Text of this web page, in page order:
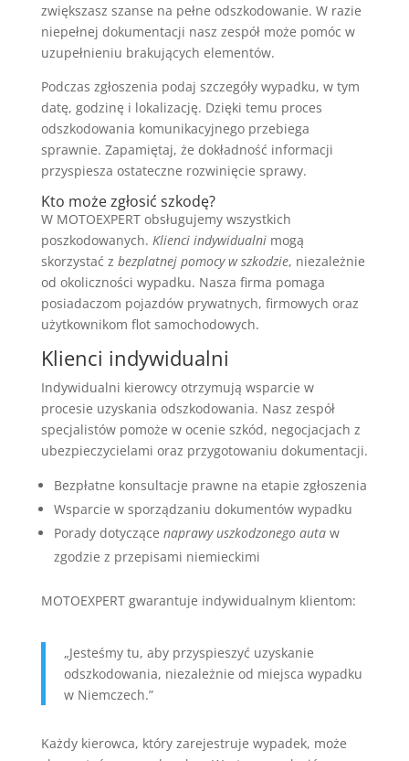
zwiększasz szanse na pełne odszkodowanie. W razie
niepełnej dokumentacji nasz zespół może pomóc w
uzupełnieniu brakujących elementów.
Podczas zgłoszenia podaj szczegóły wypadku, w tym
datę, godzinę i lokalizację. Dzięki temu proces
odszkodowania komunikacyjnego przebiega
sprawnie. Zapamiętaj, że dokładność informacji
przyspiesza ostateczne rozwinięcie sprawy.
Kto może zgłosić szkodę?
W MOTOEXPERT obsługujemy wszystkich
poszkodowanych. Klienci indywidualnimogą
skorzystać z bezplatnej pomocy w szkodzie, niezależnie
od okoliczności wypadku. Nasza firma pomaga
posiadaczom pojazdów prywatnych, firmowych oraz
użytkownikom flot samochodowych.
Klienci indywidualni
Indywidualni kierowcy otrzymują wsparcie w
procesie uzyskania odszkodowania. Nasz zespół
specjalistów pomoże w ocenie szkód, negocjacjach z
ubezpieczycielami oraz przygotowaniu dokumentacji.
Bezpłatne konsultacje prawne na etapie zgłoszenia
Wsparcie w sporządzaniu dokumentów wypadku
Porady dotyczące naprawy uszkodzonego autaw
zgodzie z przepisami niemieckimi
MOTOEXPERT gwarantuje indywidualnym klientom:
„Jesteśmy tu, aby przyspieszyć uzyskanie
odszkodowania, niezależnie od miejsca wypadku
w Niemczech.”
Każdy kierowca, który zarejestruje wypadek, może